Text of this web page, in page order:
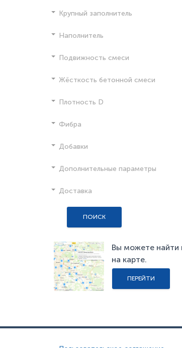
Крупный заполнитель
Наполнитель
Подвижность смеси
Жёсткость бетонной смеси
Плотность D
Фибра
Добавки
Дополнительные параметры
Доставка
ПОИСК
Вы можете
на карте.
ПЕРЕЙТИ